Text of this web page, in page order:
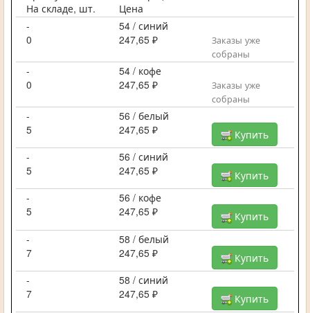
На складе, шт.
Цена
-
54 / синий
0
247,65 ₽
Заказы уже
собраны
-
54 / кофе
0
247,65 ₽
Заказы уже
собраны
-
56 / белый
5
247,65 ₽
Купить
-
56 / синий
5
247,65 ₽
Купить
-
56 / кофе
5
247,65 ₽
Купить
-
58 / белый
7
247,65 ₽
Купить
-
58 / синий
7
247,65 ₽
Купить